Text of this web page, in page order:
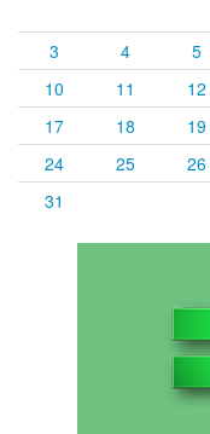
3
4 5
10
11 12
17
18 19
24
25 26
31